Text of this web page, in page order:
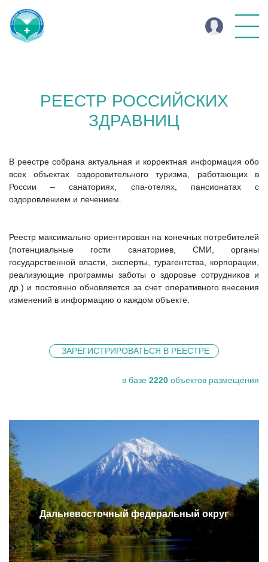
РЕЕСТР РОССИЙСКИХ
ЗДРАВНИЦ
В реестре собрана актуальная и корректная информация обо
всех объектах оздоровительного туризма, работающих в
России – санаториях, спа-отелях, пансионатах с
оздоровлением и лечением.
Реестр максимально ориентирован на конечных потребителей
(потенциальные гости санаториев, СМИ, органы
государственной власти, эксперты, турагентства, корпорации,
реализующие программы заботы о здоровье сотрудников и
др.) и постоянно обновляется за счет оперативного внесения
изменений в информацию о каждом объекте.
ЗАРЕГИСТРИРОВАТЬСЯ В РЕЕСТРЕ
в базе 2220 объектов размещения
Дальневосточный федеральный округ